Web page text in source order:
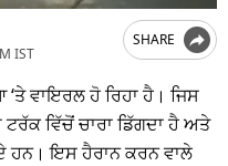
IST
SHARE
ਵਾਇਰਲ ਹੋ ਰਿਹਾ ਹੈ। ਜਿਸ
ਵਿੱਚੋਂ ਚਾਰਾ ਡਿੱਗਦਾ ਹੈ ਅਤੇ
ਇਸ ਹੈਰਾਨ ਕਰਨ ਵਾਲੇ